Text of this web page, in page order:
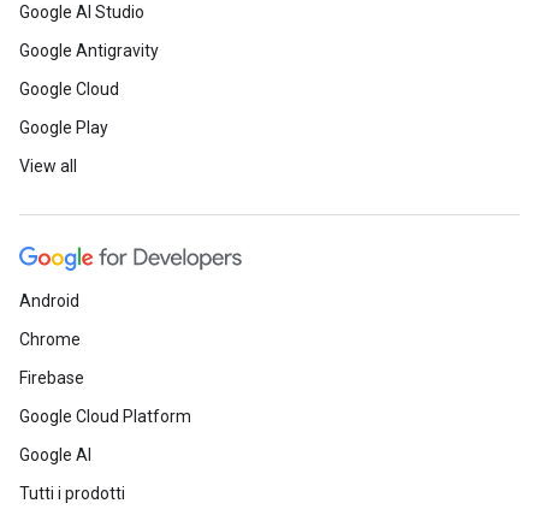
Google AI Studio
Google Antigravity
Google Cloud
Google Play
View all
Android
Chrome
Firebase
Google Cloud Platform
Google AI
Tutti i prodotti